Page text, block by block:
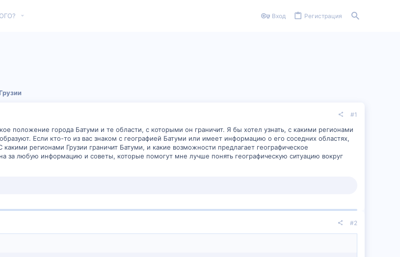
Вход Регистрация
#1
положение города Батуми и те области, с которыми он граничит. Я бы хотел узнать, с какими регионами
Если кто-то из вас знаком с географией Батуми или имеет информацию о его соседних областях,
регионами Грузии граничит Батуми, и какие возможности предлагает географическое
за любую информацию и советы, которые помогут мне лучше понять географическую ситуацию вокруг
#2